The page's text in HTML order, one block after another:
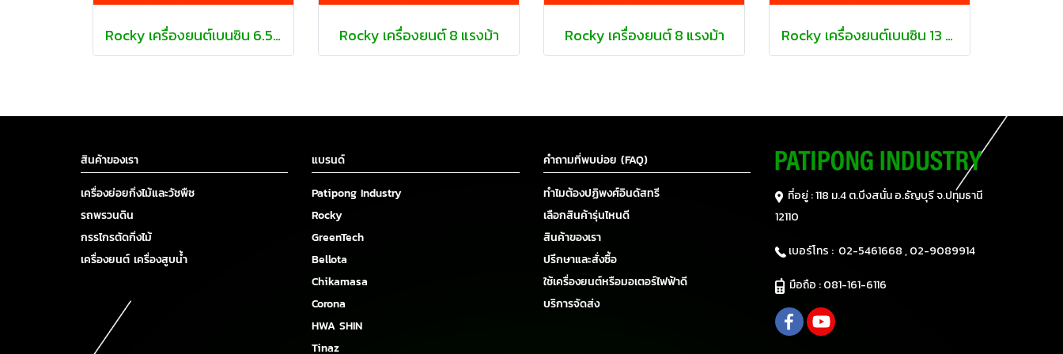
Rocky เครื่องยนต์เบนซิน 6.5 แรงม้า Rocky เครื่องยนต์ 8 แรงม้า Rocky เครื่องยนต์ 8 แรงม้า Rocky เครื่องยนต์เบนซิน 13 แรงม้า
สินค้าของเรา
เครื่องย่อยกิ่งไม้และวัชพืช
รถพรวนดิน
กรรไกรตัดกิ่งไม้
เครื่องยนต์ เครื่องสูบน้ำ
แบรนด์
Patipong Industry
Rocky
GreenTech
Bellota
Chikamasa
Corona
HWA SHIN
Tinaz
คำถามที่พบบ่อย (FAQ)
ทำไมต้องปฏิพงศ์อินดัสทรี
เลือกสินค้ารุ่นไหนดี
สินค้าของเรา
ปรึกษาและสั่งซื้อ
ใช้เครื่องยนต์หรือมอเตอร์ไฟฟ้าดี
บริการจัดส่ง
ที่อยู่ : 118 ม.4 ต.บึงสนั่น อ.ธัญบุรีจ.ปทุมธานี
12110
เบอร์โทร : 02-5461668 ,02-9089914
มือถือ :081-161-6116